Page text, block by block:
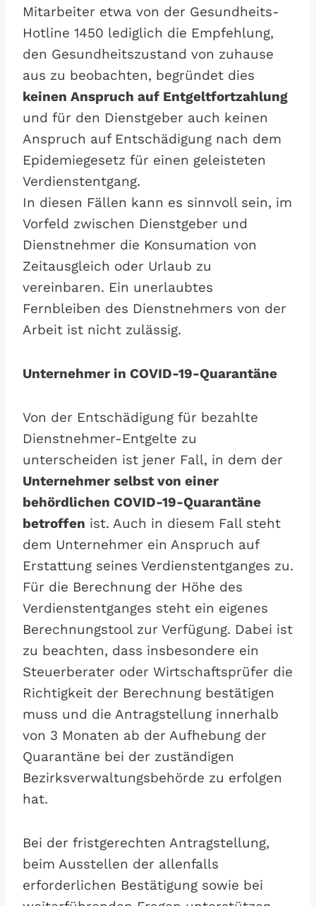
Mitarbeiter etwa von der Gesundheits-
Hotline 1450 lediglich die Empfehlung,
den Gesundheitszustand von zuhause
aus zu beobachten, begründet dies
keinen Anspruch auf Entgeltfortzahlung
und für den Dienstgeber auch keinen
Anspruch auf Entschädigung nach dem
Epidemiegesetz für einen geleisteten
Verdienstentgang.
In diesen Fällen kann es sinnvoll sein, im
Vorfeld zwischen Dienstgeber und
Dienstnehmer die Konsumation von
Zeitausgleich oder Urlaub zu
vereinbaren. Ein unerlaubtes
Fernbleiben des Dienstnehmers von der
Arbeit ist nicht zulässig.
Unternehmer in COVID-19-Quarantäne
Von der Entschädigung für bezahlte
Dienstnehmer-Entgelte zu
unterscheiden ist jener Fall, in dem der
Unternehmer selbst von einer
behördlichen COVID-19-Quarantäne
betroffen ist. Auch in diesem Fall steht
dem Unternehmer ein Anspruch auf
Erstattung seines Verdienstentganges zu.
Für die Berechnung der Höhe des
Verdienstentganges steht ein eigenes
Berechnungstool zur Verfügung. Dabei ist
zu beachten, dass insbesondere ein
Steuerberater oder Wirtschaftsprüfer die
Richtigkeit der Berechnung bestätigen
muss und die Antragstellung innerhalb
von 3 Monaten ab der Aufhebung der
Quarantäne bei der zuständigen
Bezirksverwaltungsbehörde zu erfolgen
hat.
Bei der fristgerechten Antragstellung,
beim Ausstellen der allenfalls
erforderlichen Bestätigung sowie bei